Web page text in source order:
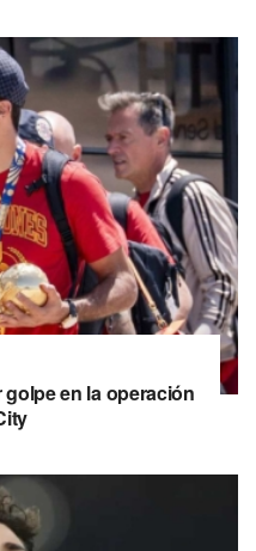
en la operación